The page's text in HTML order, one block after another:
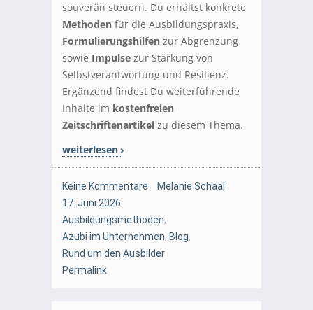
souverän steuern. Du erhältst konkrete
Methoden für die Ausbildungspraxis,
Formulierungshilfen zur Abgrenzung
sowie Impulse zur Stärkung von
Selbstverantwortung und Resilienz.
Ergänzend findest Du weiterführende
Inhalte im kostenfreien
Zeitschriftenartikel zu diesem Thema.
weiterlesen
Keine Kommentare
Melanie Schaal
17. Juni 2026
Ausbildungsmethoden,
Azubi im Unternehmen, Blog,
Rund um den Ausbilder
Permalink